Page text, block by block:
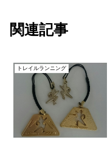
関連記事
トレイルランニング